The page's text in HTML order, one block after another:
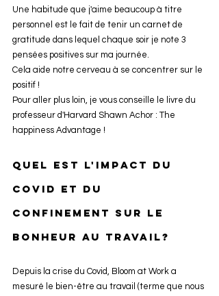
Une habitude que j'aime beaucoup à titre
personnel est le fait de tenir un carnet de
gratitude dans lequel chaque soir je note 3
pensées positives sur ma journée.
Cela aide notre cerveau à se concentrer sur le
positif !
Pour aller plus loin, je vous conseille le livre du
professeur d'Harvard Shawn Achor : The
happiness Advantage !
Quel est l'impact du
Covid et du
confinement sur le
bonheur au travail?
Depuis la crise du Covid, Bloom at Work a
mesuré le bien-être au travail (terme que nous